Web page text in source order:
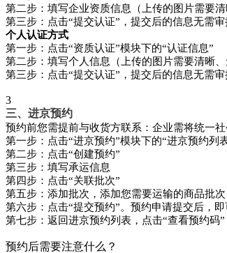
第二步：填写企业资质信息（上传的图片需要
第三步：点击“提交认证”，提交后的信息无需
个人认证方式
第一步：点击“资质认证”模块下的“认证信息”
第二步：填写个人信息（上传的图片需要清晰
第三步：点击“提交认证”，提交后的信息无需
3
三、进京预约
预约前您需提前与收货方联系：企业需将统一
第一步：点击“进京预约”模块下的“进京预约列
第二步：点击“创建预约”
第三步：填写承运信息
第四步：点击“关联批次”
第五步：添加批次，添加您需要运输的商品批
第六步：点击“提交预约”。预约申请提交后，即
第七步：返回进京预约列表，点击“查看预约码”
预约后需要注意什么？